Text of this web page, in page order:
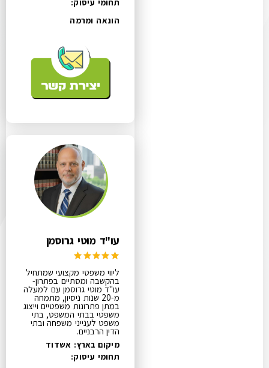
תחומי עיסוק:
הונאה ומרמה
עו"ד מוטי גרוסמן
ליווי משפטי מקצועי שמתחיל
בהקשבה ומסתיים בפתרון-
עו"ד מוטי גרוסמן עם למעלה
מ-20 שנות ניסיון, מתמחה
במתן פתרונות משפטיים וייצוג
משפטי בבתי המשפט, בתי
משפט לענייני משפחה ובתי
הדין הרבניים.
מיקום בארץ: אשדוד
תחומי עיסוק: